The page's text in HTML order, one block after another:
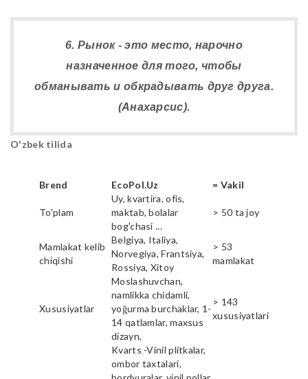
6. Рынок - это место, нарочно
назначенное для того, чтобы
обманывать и обкрадывать друг друга.
(Анахарсис).
O'zbek tilida
Brend EcoPol.Uz = Vakil
To'plam
Uy, kvartira, ofis,
maktab, bolalar
bog'chasi ...
> 50 ta joy
Mamlakat kelib
chiqishi
Belgiya, Italiya,
Norvegiya, Frantsiya,
Rossiya, Xitoy
> 53
mamlakat
Xususiyatlar
Moslashuvchan,
namlikka chidamli,
yoğurma burchaklar, 1-
14 qatlamlar, maxsus
dizayn,
> 143
xususiyatlari
Kvarts -Vinil plitkalar,
ombor taxtalari,